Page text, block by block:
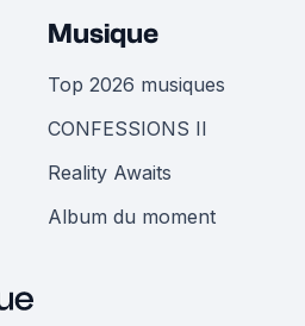
Musique
Top 2026 musiques
CONFESSIONS II
Reality Awaits
Album du moment